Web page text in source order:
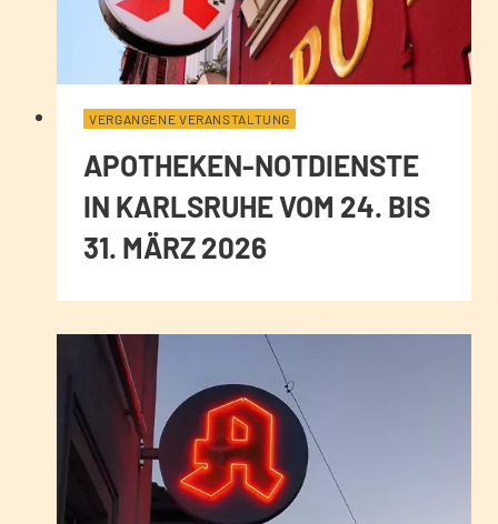
VERGANGENE VERANSTALTUNG
APOTHEKEN-NOTDIENSTE
IN KARLSRUHE VOM 24. BIS
31. MÄRZ 2026